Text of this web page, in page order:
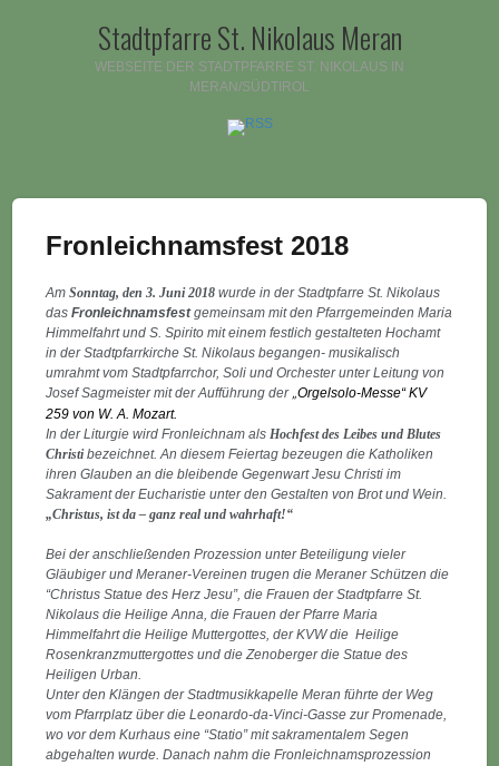
Stadtpfarre St. Nikolaus Meran
WEBSEITE DER STADTPFARRE ST. NIKOLAUS IN
MERAN/SÜDTIROL
Fronleichnamsfest 2018
AmSonntag, den 3. Juni 2018 wurde in der Stadtpfarre St. Nikolaus
dasFronleichnamsfestgemeinsam mit den Pfarrgemeinden Maria
Himmelfahrt und S. Spirito mit einem festlich gestalteten Hochamt
in der Stadtpfarrkirche St. Nikolaus begangen- musikalisch
umrahmt vom Stadtpfarrchor, Soli und Orchester unter Leitung von
Josef Sagmeister mit der Aufführung der „Orgelsolo-Messe“ KV
259 von W. A. Mozart.
In der Liturgie wird Fronleichnam alsHochfest des Leibes und Blutes
Christi bezeichnet. An diesem Feiertag bezeugen die Katholiken
ihren Glauben an die bleibende Gegenwart Jesu Christi im
Sakrament der Eucharistie unter den Gestalten von Brot und Wein.
„Christus, ist da – ganz real und wahrhaft!“
Bei der anschließenden Prozession unter Beteiligung vieler
Gläubiger und Meraner-Vereinen trugen die Meraner Schützen die
“Christus Statue des Herz Jesu”, die Frauen der Stadtpfarre St.
Nikolaus die Heilige Anna, die Frauen der Pfarre Maria
Himmelfahrt die Heilige Muttergottes, der KVW die Heilige
Rosenkranzmuttergottes und die Zenoberger die Statue des
Heiligen Urban.
Unter den Klängen der Stadtmusikkapelle Meran führte der Weg
vom Pfarrplatz über die Leonardo-da-Vinci-Gasse zur Promenade,
wo vor dem Kurhaus eine “Statio” mit sakramentalem Segen
abgehalten wurde. Danach nahm die Fronleichnamsprozession